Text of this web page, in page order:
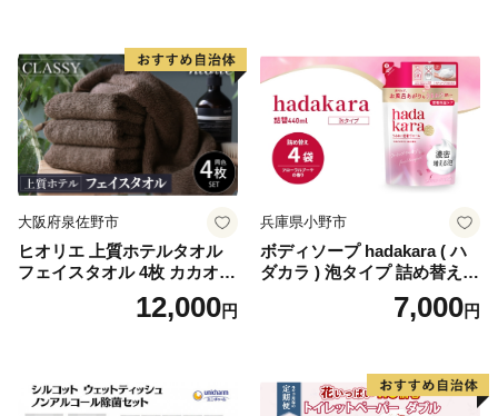
蓄 防災 エコ 消耗品 生活雑貨
生活用品 無香料 トイレット
ペーパー ダブル といれっと
ぺーぱー トイレ クレシア ト
イレットペーパー [BDBH002
-1]
大阪府泉佐野市
ヒオリエ 上質ホテルタオル
フェイスタオル 4枚 カカオ
【タオル 泉州タオル 吸水 普
段使い 無地 シンプル 日用品
12,000円
兵庫県小野市
ボディソープ hadakara ( ハ
ダカラ ) 泡タイプ 詰め替え 4
40ml×4袋 ボディーソープ 泡
ボディソープ 泡 日用品 消耗
泡石鹸 石鹸 兵庫 兵庫県 小野
7,000円